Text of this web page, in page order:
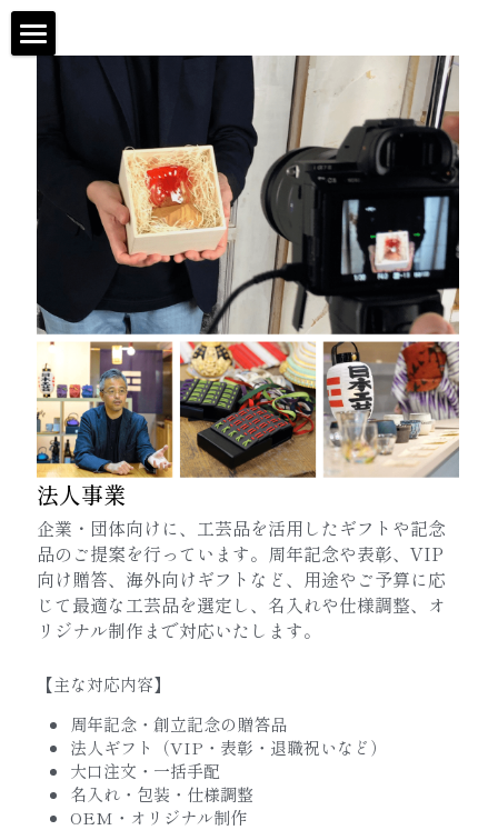
Home
事業内容
工芸EC事業
法人事業
企画・支援事業
会社概要
掲載・取組事例
日本語
日本語
English
简体中文
法人事業
企業・団体向けに、工芸品を活用したギフトや記念
品のご提案を行っています。周年記念や表彰、VIP
向け贈答、海外向けギフトなど、用途やご予算に応
じて最適な工芸品を選定し、名入れや仕様調整、オ
リジナル制作まで対応いたします。
【主な対応内容】
周年記念・創立記念の贈答品
法人ギフト（VIP・表彰・退職祝いなど）
大口注文・一括手配
名入れ・包装・仕様調整
OEM・オリジナル制作
すべてのカテゴリ